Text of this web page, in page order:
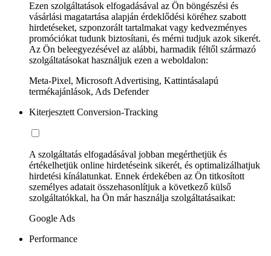
Ezen szolgáltatások elfogadásával az Ön böngészési és
vásárlási magatartása alapján érdeklődési köréhez szabott
hirdetéseket, szponzorált tartalmakat vagy kedvezményes
promóciókat tudunk biztosítani, és mérni tudjuk azok sikerét.
Az Ön beleegyezésével az alábbi, harmadik féltől származó
szolgáltatásokat használjuk ezen a weboldalon:
Meta-Pixel, Microsoft Advertising, Kattintásalapú
termékajánlások, Ads Defender
Kiterjesztett Conversion-Tracking
A szolgáltatás elfogadásával jobban megérthetjük és
értékelhetjük online hirdetéseink sikerét, és optimalizálhatjuk
hirdetési kínálatunkat. Ennek érdekében az Ön titkosított
személyes adatait összehasonlítjuk a következő külső
szolgáltatókkal, ha Ön már használja szolgáltatásaikat:
Google Ads
Performance